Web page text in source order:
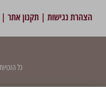
הצהרת נגישות |תקנון אתר |
כל